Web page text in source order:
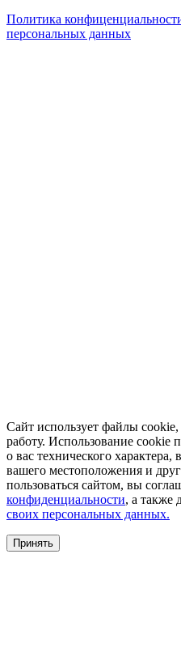
Политика
персональных данных
Сайт использует файлы
работу. Использование cookie
о вас технического характера,
вашего местоположения и
пользоваться сайтом, вы
конфиденциальности, а также
своих персональных данных.
Принять